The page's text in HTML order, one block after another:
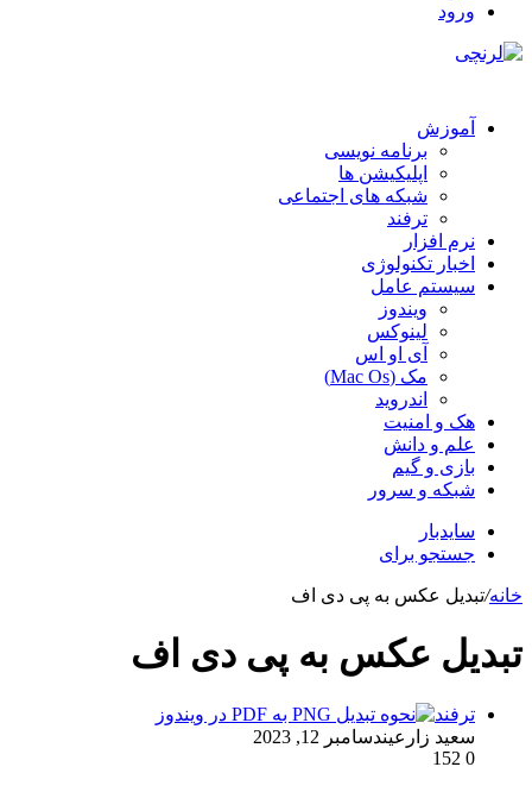
ورود
آموزش
برنامه نویسی
اپلیکیشن ها
شبکه های اجتماعی
ترفند
نرم افزار
اخبار تکنولوژی
سیستم عامل
ویندوز
لینوکس
آی او اس
مک (Mac Os)
اندروید
هک و امنیت
علم و دانش
بازی و گیم
شبکه و سرور
سایدبار
جستجو برای
خانه/تبدیل عکس به پی دی اف
تبدیل عکس به پی دی اف
ترفند
سعید زارعیندسامبر 12, 2023
0